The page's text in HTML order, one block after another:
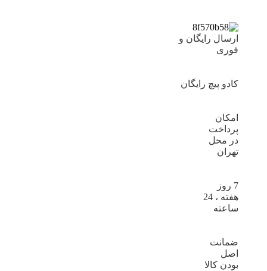
ارسال رایگان و
فوری
کادو پیچ رایگان
امکان
پرداخت
در محل
تهران
7 روز
هفته ، 24
ساعته
ضمانت
اصل
بودن کالا